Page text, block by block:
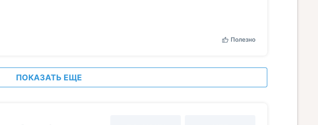
Полезно
ПОКАЗАТЬ ЕЩЕ